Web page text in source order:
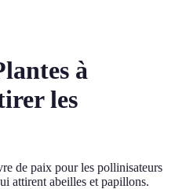
à
les
de paix pour les pollinisateurs
attirent abeilles et papillons.